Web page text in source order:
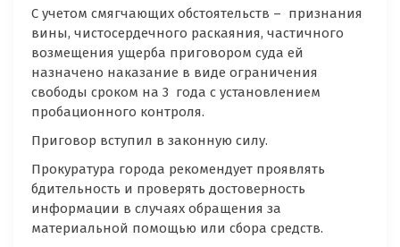
С учетом смягчающих обстоятельств – признания
вины, чистосердечного раскаяния, частичного
возмещения ущерба приговором суда ей
назначено наказание в виде ограничения
свободы сроком на 3 года с установлением
пробационного контроля.
Приговор вступил в законную силу.
Прокуратура города рекомендует проявлять
бдительность и проверять достоверность
информации в случаях обращения за
материальной помощью или сбора средств.